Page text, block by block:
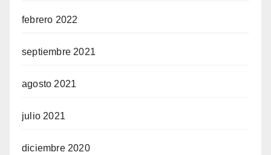
febrero 2022
septiembre 2021
agosto 2021
julio 2021
diciembre 2020